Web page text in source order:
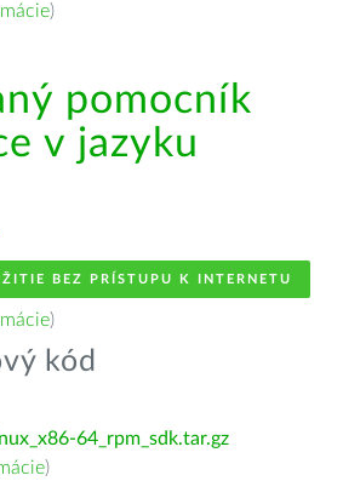
)
pomocník
v jazyku
BEZ PRÍSTUPU K INTERNETU
)
kód
64_rpm_sdk.tar.gz
)